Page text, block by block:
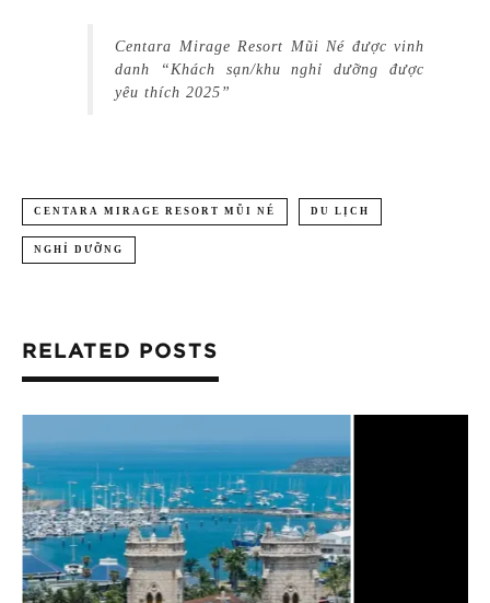
Centara Mirage Resort Mũi Né được vinh
danh “Khách sạn/khu nghỉ dưỡng được
yêu thích 2025”
CENTARA MIRAGE RESORT MŨI NÉ DU LỊCH
NGHỈ DƯỠNG
RELATED POSTS